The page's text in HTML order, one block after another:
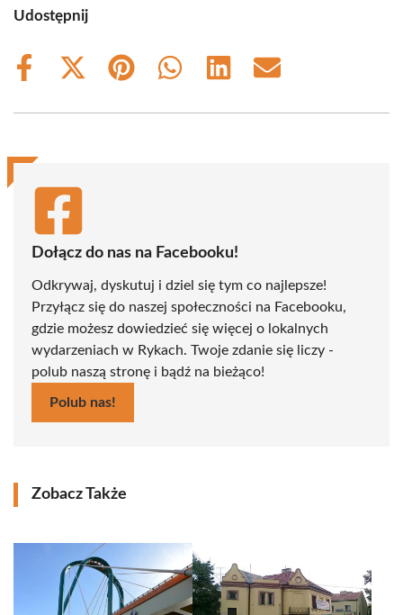
Udostępnij
Share
Share
(Twitter)
Share
Share
Share
Share
Dołącz do nas na Facebooku!
Odkrywaj, dyskutuj i dziel się tym co najlepsze!
Przyłącz się do naszej społeczności na Facebooku,
gdzie możesz dowiedzieć się więcej o lokalnych
wydarzeniach w Rykach. Twoje zdanie się liczy -
polub naszą stronę i bądź na bieżąco!
Polub nas!
Zobacz Także